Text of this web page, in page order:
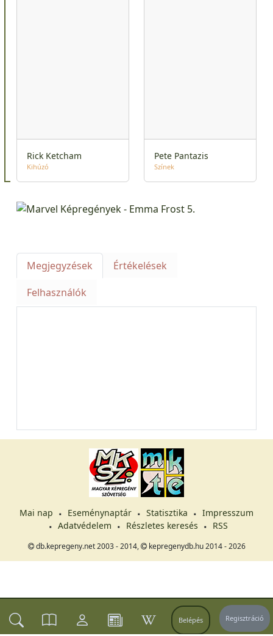
Belépés Regisztráció
Rick Ketcham
Kihúzó
Pete Pantazis
Színek
Megjegyzések
Értékelések
Felhasználók
Mai nap Eseménynaptár Statisztika
Impresszum
Adatvédelem
Részletes keresés RSS
db.kepregeny.net 2003 - 2014, kepregenydb.hu 2014 - 2026